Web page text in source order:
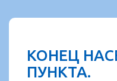
КОНЕЦ
ПУНКТА.